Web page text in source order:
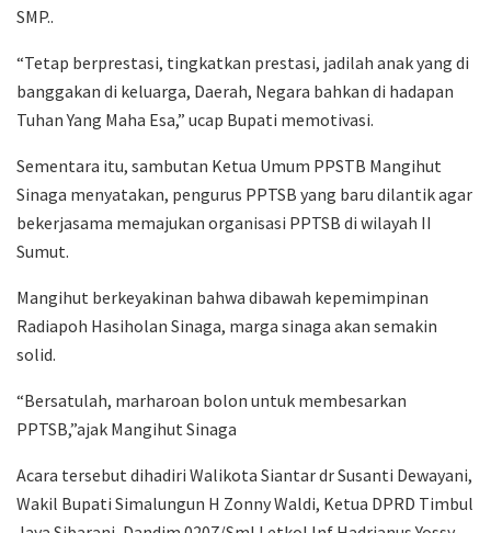
SMP..
“Tetap berprestasi, tingkatkan prestasi, jadilah anak yang di
banggakan di keluarga, Daerah, Negara bahkan di hadapan
Tuhan Yang Maha Esa,” ucap Bupati memotivasi.
Sementara itu, sambutan Ketua Umum PPSTB Mangihut
Sinaga menyatakan, pengurus PPTSB yang baru dilantik agar
bekerjasama memajukan organisasi PPTSB di wilayah II
Sumut.
Mangihut berkeyakinan bahwa dibawah kepemimpinan
Radiapoh Hasiholan Sinaga, marga sinaga akan semakin
solid.
“Bersatulah, marharoan bolon untuk membesarkan
PPTSB,”ajak Mangihut Sinaga
Acara tersebut dihadiri Walikota Siantar dr Susanti Dewayani,
Wakil Bupati Simalungun H Zonny Waldi, Ketua DPRD Timbul